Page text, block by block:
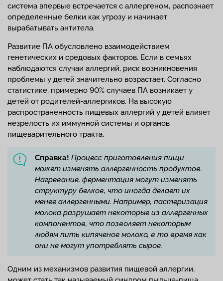
система впервые встречается с аллергеном, распознает
определенные белки как угрозу и начинает
вырабатывать антитела.
Развитие ПА обусловлено взаимодействием
генетических и средовых факторов. Если в семьях
наблюдаются случаи аллергий, риск возникновения
проблемы у детей значительно возрастает. Согласно
статистике, примерно 90% случаев ПА возникает у
детей от родителей-аллергиков. На высокую
распространенность пищевых аллергий у детей влияет
незрелость их иммунной системы и органов
пищеварительного тракта.
Справка! Процесс приготовления пищи
может изменять аллергенность продуктов.
Нагревание, ферментация могут изменять
структуру белков, что иногда делает их
менее аллергенными. Например, пастеризация
молока разрушает некоторые из аллергенных
компонентов, что позволяет некоторым
людям пить кипяченое молоко, в то время как
они не могут употреблять сырое.
Одним из механизмов развития пищевой аллергии,